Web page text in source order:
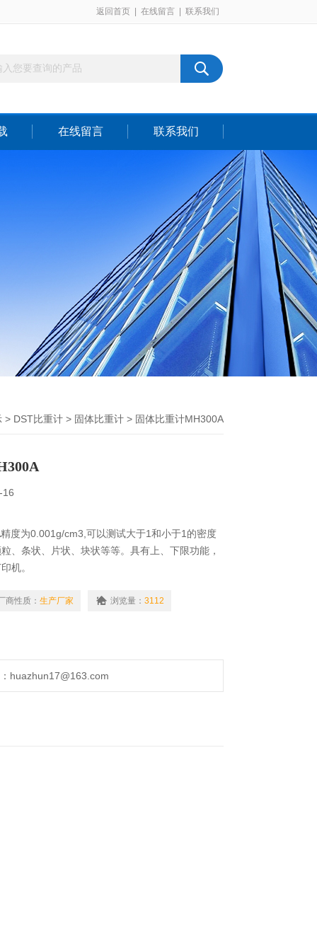
返回首页 在线留言 联系我们
在线留言 联系我们
> DST比重计 > 固体比重计 > 固体比重计MH300A
16
度为0.001g/cm3,可以测试大于1和小于1的密度
、条状、片状、块状等等。具有上、下限功能，
机。
商性质： 生产厂家 浏览量： 3112
huazhun17@163.com